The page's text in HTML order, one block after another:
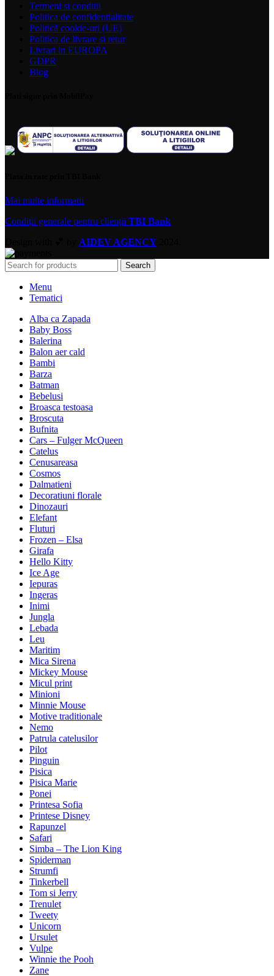
Termeni si conditii
Politica de confidentialitate
Politică cookie-uri (UE)
Politica de livrare si retur
Livrari in EUROPA
GDPR
Blog
Mai multe informatii
Condiții generale pentru clienții TBI Bank
AIDEV AGENCY
Search
Menu
Tematici
Alba ca Zapada
Baby Boss
Balerina
Balon aer cald
Bambi
Barza
Batman
Bebelusi
Broasca testoasa
Broscuta
Bufnita
Cars – Fulger McQueen
Catelus
Cenusareasa
Cosmos
Dalmatieni
Decoratiuni florale
Dinozauri
Elefant
Fluturi
Frozen – Elsa
Girafa
Hello Kitty
Ice Age
Iepuras
Ingeras
Inimi
Jungla
Lebada
Leu
Maritim
Mica Sirena
Mickey Mouse
Micul print
Minioni
Minnie Mouse
Motive traditionale
Nemo
Patrula catelusilor
Pilot
Pinguin
Pisica
Pisica Marie
Ponei
Printesa Sofia
Printese Disney
Rapunzel
Safari
Simba – The Lion King
Spiderman
Strumfi
Tinkerbell
Tom si Jerry
Trenulet
Tweety
Unicorn
Ursulet
Vulpe
Winnie the Pooh
Zane